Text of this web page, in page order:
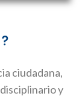
ciudadana,
y